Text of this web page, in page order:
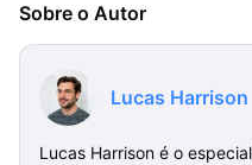
Sobre o Autor
Lucas Harrison
Lucas Harrison é o